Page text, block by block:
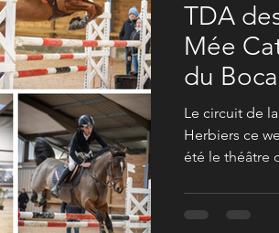
TDA
Mée
du
Le circuit de
Herbiers ce
été le théâtre
retenir de